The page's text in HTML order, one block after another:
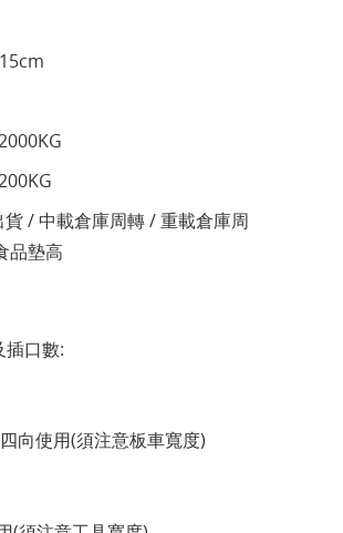
/ 中載倉庫周轉 / 重載倉庫周
品墊高
插口數:
向使用(須注意板車寬度)